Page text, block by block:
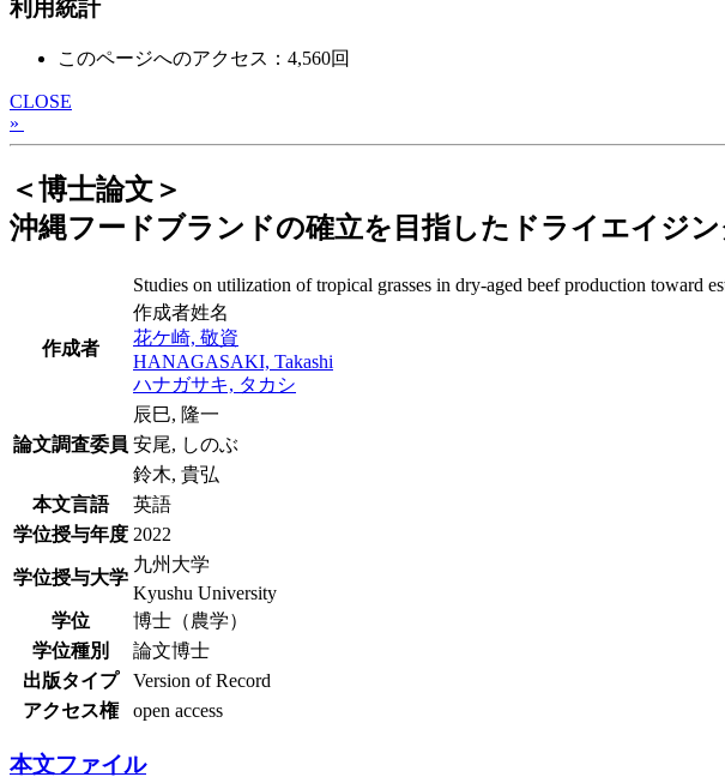
利用統計
このページへのアクセス：4,560回
CLOSE
»
＜博士論文＞
沖縄フードブランドの確立を目指したドライエイジ
Studies on utilization of tropical grasses in dry-aged beef production toward
作成者
作成者姓名
花ケ崎, 敬資
HANAGASAKI, Takashi
ハナガサキ, タカシ
論文調査委員
辰巳, 隆一
安尾, しのぶ
鈴木, 貴弘
本文言語
英語
学位授与年度 2022
学位授与大学
九州大学
Kyushu University
学位
博士（農学）
学位種別
論文博士
出版タイプ
Version of Record
アクセス権
open access
本文ファイル